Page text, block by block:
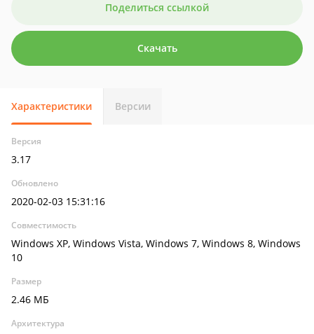
Поделиться ссылкой
Скачать
Характеристики Версии
Версия
3.17
Обновлено
2020-02-03 15:31:16
Совместимость
Windows XP, Windows Vista, Windows 7, Windows 8, Windows
10
Размер
2.46 МБ
Архитектура